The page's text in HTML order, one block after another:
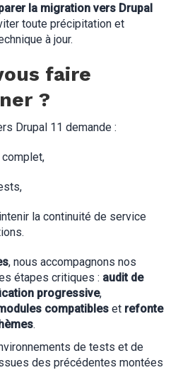
la migration vers Drupal
toute précipitation et
à jour.
faire
?
Drupal 11 demande :
complet,
la continuité de service
, nous accompagnons nos
étapes critiques : audit de
progressive,
compatibles et refonte
.
de tests et de
des précédentes montées